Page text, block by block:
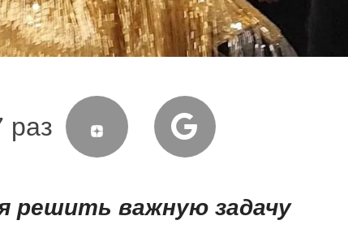
раз
решить важную задачу